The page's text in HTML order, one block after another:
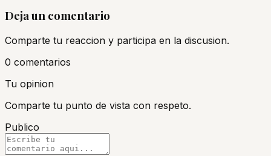
Deja un comentario
Comparte tu reaccion y participa en la discusion.
0 comentarios
Tu opinion
Comparte tu punto de vista con respeto.
Publico